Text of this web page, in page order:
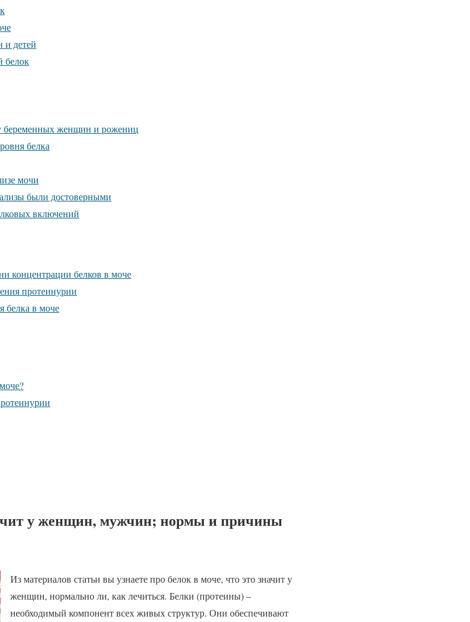
детей
белок
женщин и рожениц
белка
мочи
были достоверными
включений
концентрации белков в моче
протеинурии
белка в моче
у женщин, мужчин; нормы и причины
Из материалов статьи вы узнаете про белок в моче, что это значит у
женщин, нормально ли, как лечиться. Белки (протеины) –
необходимый компонент всех живых структур. Они обеспечивают